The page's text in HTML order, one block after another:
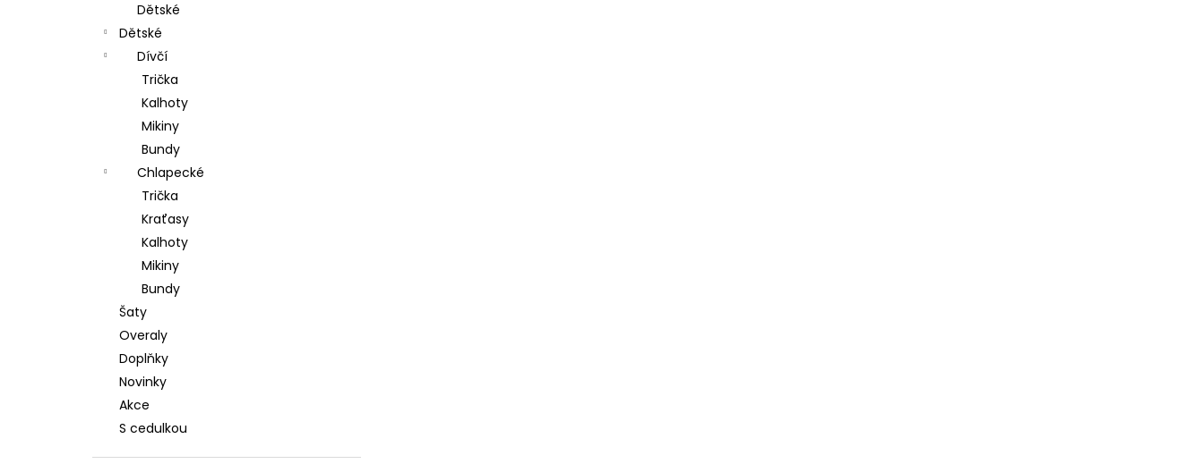
Dětské
Dětské
Dívčí
Trička
Kalhoty
Mikiny
Bundy
Chlapecké
Trička
Kraťasy
Kalhoty
Mikiny
Bundy
Šaty
Overaly
Doplňky
Novinky
Akce
S cedulkou